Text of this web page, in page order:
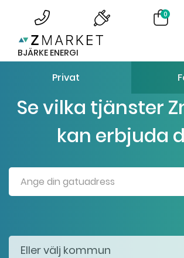
0
BJÄRKE ENERGI
Privat
Se vilka tjänster
kan erbjuda